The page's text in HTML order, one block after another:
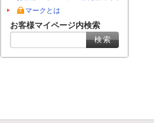
マークとは
お客様マイページ内検索